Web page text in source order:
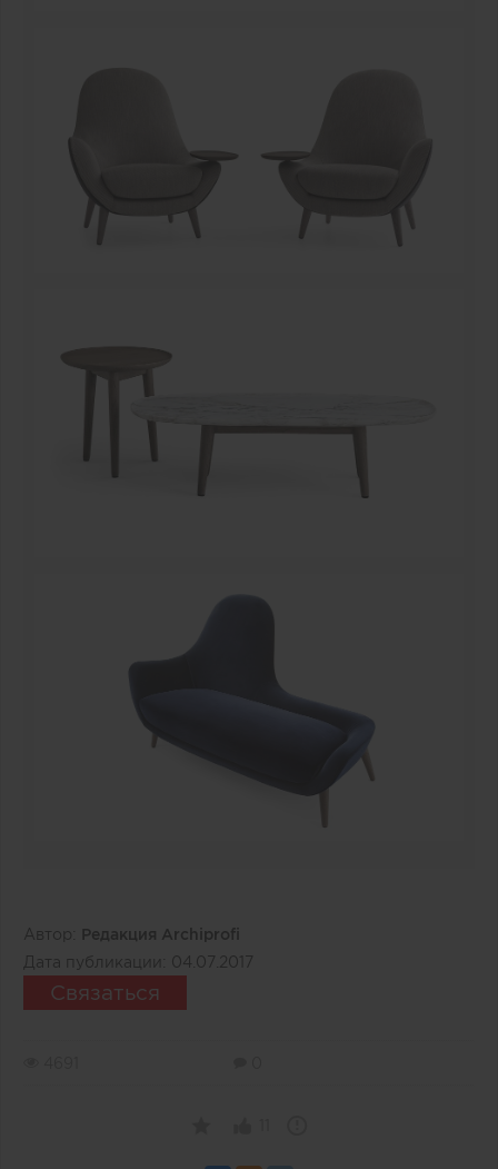
Автор:
Редакция Archiprofi
Дата публикации: 04.07.2017
Связаться